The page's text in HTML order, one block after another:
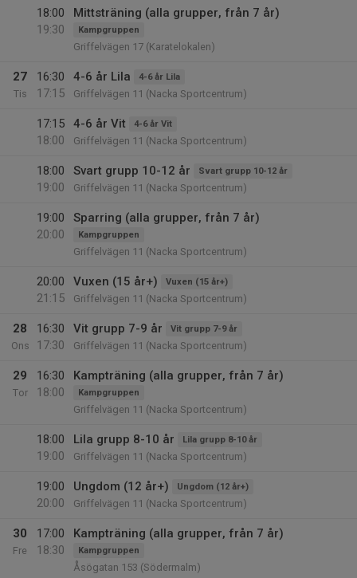
18:00
19:30
Mittsträning (alla grupper, från 7 år)
Kampgruppen
Griffelvägen 17 (Karatelokalen)
27
Tis
16:30
17:15
4-6 år Lila 4-6 år Lila
Griffelvägen 11 (Nacka Sportcentrum)
17:15
18:00
4-6 år Vit 4-6 år Vit
Griffelvägen 11 (Nacka Sportcentrum)
18:00
19:00
Svart grupp 10-12 år Svart grupp 10-12 år
Griffelvägen 11 (Nacka Sportcentrum)
19:00
20:00
Sparring (alla grupper, från 7 år)
Kampgruppen
Griffelvägen 11 (Nacka Sportcentrum)
20:00
21:15
Vuxen (15 år+) Vuxen (15 år+)
Griffelvägen 11 (Nacka Sportcentrum)
28
Ons
16:30
17:30
Vit grupp 7-9 år Vit grupp 7-9 år
Griffelvägen 11 (Nacka Sportcentrum)
29
Tor
16:30
18:00
Kampträning (alla grupper, från 7 år)
Kampgruppen
Griffelvägen 11 (Nacka Sportcentrum)
18:00
19:00
Lila grupp 8-10 år Lila grupp 8-10 år
Griffelvägen 11 (Nacka Sportcentrum)
19:00
20:00
Ungdom (12 år+) Ungdom (12 år+)
Griffelvägen 11 (Nacka Sportcentrum)
30
Fre
17:00
18:30
Kampträning (alla grupper, från 7 år)
Kampgruppen
Åsögatan 153 (Södermalm)